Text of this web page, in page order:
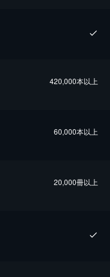
420,000本以上
60,000本以上
20,000冊以上